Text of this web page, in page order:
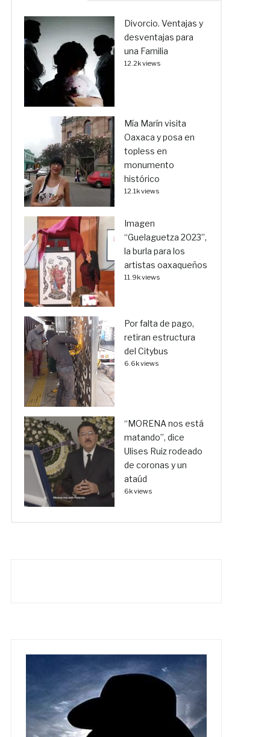
Divorcio. Ventajas y
desventajas para
una Familia
12.2k views
Mía Marín visita
Oaxaca y posa en
topless en
monumento
histórico
12.1k views
Imagen
“Guelaguetza 2023”,
la burla para los
artistas oaxaqueños
11.9k views
Por falta de pago,
retiran estructura
del Citybus
6.6k views
“MORENA nos está
matando”, dice
Ulises Ruiz rodeado
de coronas y un
ataúd
6k views